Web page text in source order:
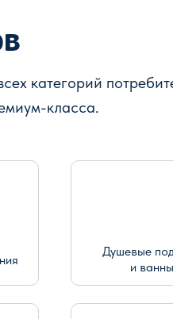
категорий
класса.
Душевые
и ванны